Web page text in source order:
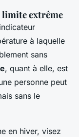
limite extrême
à laquelle
sans
, quant à elle, est
personne peut
sans le
en hiver, visez